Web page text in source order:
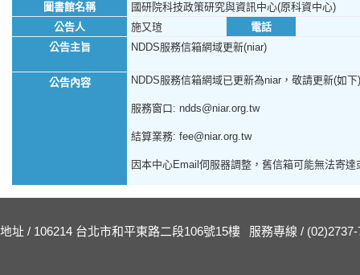
圖書館名稱
國研院科技政策研究與資訊中心(原科資中心)
公告人
施又瑄
電話
公告主旨
NDDS服務信箱網域更新(niar)
公告內容 NDDS服務信箱網域已更新為niar，敬請更新(如下)
服務窗口: ndds@niar.org.tw
結算業務: fee@niar.org.tw
因本中心Email伺服器調整，舊信箱可能無法寄
地址 / 106214 台北市和平東路二段106號15樓 服務專線 / (02)2737-